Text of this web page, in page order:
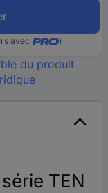
avec )
du produit
TEN